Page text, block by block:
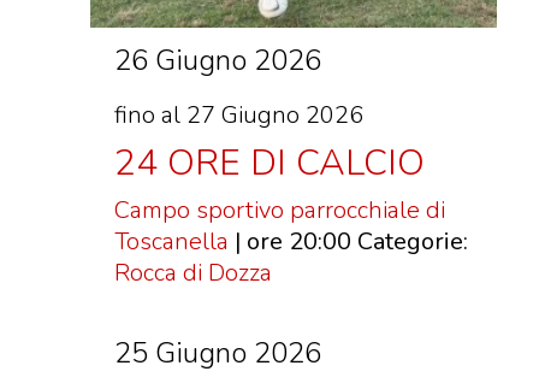
26 Giugno 2026
fino al 27 Giugno 2026
24 ORE DI CALCIO
Campo sportivo parrocchiale di
Toscanella | ore 20:00 Categorie:
Rocca di Dozza
25 Giugno 2026